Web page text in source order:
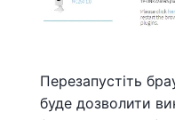
Перезапустіть
буде дозволити